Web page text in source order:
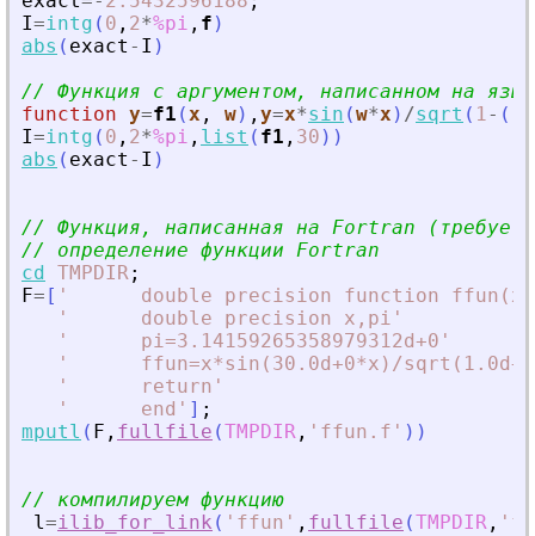
I=intg ( 0 , 2*%pi , f )
abs ( exact - I )
// Функция с аргументом, написанном на
function y=f1 (x , w) , y=x*sin (w*x ) /sqrt ( 1- (
I=intg ( 0 , 2*%pi , list ( f1 , 30 ) )
abs ( exact - I )
// Функция, написанная на Fortran
// определение функции Fortran
cd TMPDIR;
F= [ '
      double precision function ffun(x)
'
      double precision x,pi
'
'
      pi=3.14159265358979312d+0
'
'
ffun=x*sin(30.0d+0*x)/
'
      return
'
'
      end
' ] ;
mputl ( F , fullfile (TMPDIR , ' ffun.f ' ) )
// компилируем функцию
l=ilib_for_link ( ' ffun ' , fullfile (TMPDIR , '